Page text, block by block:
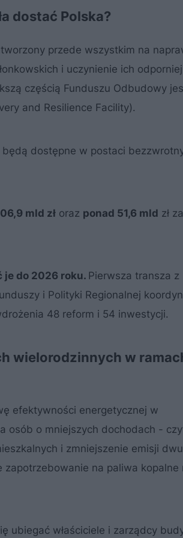
dostać Polska?
przede wszystkim na
i uczynienie ich
częścią Funduszu Odbudowy
and Resilience Facility).
będą dostępne w postaci
mld zł oraz ponad 51,6 mld zł
je do 2026 roku. Pierwsza transza z
i Polityki Regionalnej
48 reform i 54 inwestycji.
wielorodzinnych w
efektywności energetycznej w
osób o mniejszych dochodach -
i zmniejszenie emisji
zapotrzebowanie na paliwa kopalne
ubiegać właściciele i zarządcy